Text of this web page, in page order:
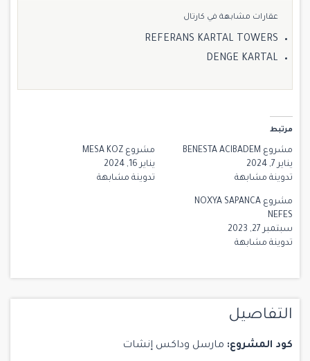
عقارات مشابهة في كارتال
REFERANS KARTAL TOWERS
DENGE KARTAL
مرتبط
مشروع BENESTA ACIBADEM
يناير 7, 2024
تدوينة مشابهة
مشروع MESA KOZ
يناير 16, 2024
تدوينة مشابهة
مشروع NOXYA SAPANCA
NEFES
سبتمبر 27, 2023
تدوينة مشابهة
التفاصيل
كود المشروع: مارسل وداكس إنشات